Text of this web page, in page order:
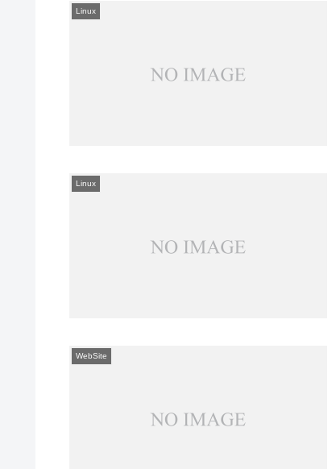
Linux
Linux
WebSite